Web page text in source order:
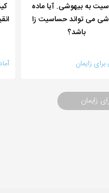
به بیهوشی. آیا ماده
می تواند حساسیت زا
باشد؟
زایمان
زایمان